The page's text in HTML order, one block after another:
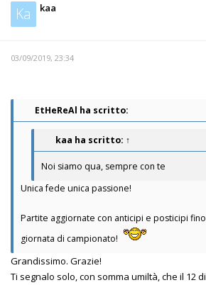
Ka kaa
03/09/2019, 23:34
EtHeReAl ha scritto:
kaa ha scritto: ↑
Noi siamo qua, sempre con te
Unica fede unica passione!
Partite aggiornate con anticipi e posticipi
giornata di campionato!
Grandissimo. Grazie!
Ti segnalo solo, con somma umiltà, che il 12